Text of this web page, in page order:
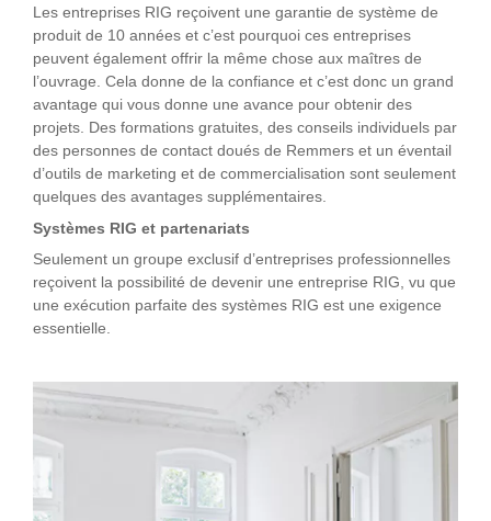
Les entreprises RIG reçoivent une garantie de système de
produit de 10 années et c’est pourquoi ces entreprises
peuvent également offrir la même chose aux maîtres de
l’ouvrage. Cela donne de la confiance et c’est donc un grand
avantage qui vous donne une avance pour obtenir des
projets. Des formations gratuites, des conseils individuels par
des personnes de contact doués de Remmers et un éventail
d’outils de marketing et de commercialisation sont seulement
quelques des avantages supplémentaires.
Systèmes RIG et partenariats
Seulement un groupe exclusif d’entreprises professionnelles
reçoivent la possibilité de devenir une entreprise RIG, vu que
une exécution parfaite des systèmes RIG est une exigence
essentielle.